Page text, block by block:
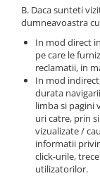
Termostat
Fulie
Pistoane
Turbosuflanta
Diverse piese
Furtune si
Injectoare
Chiuloasa
Vibrochen - ax
Piese Jungheinrich
Piese Claas
Piese Iveco
Piese Nifty Lift
Piese Grove
Piese motor
Piese Deutz Fahr
Piese Atlas Copco
B. Daca sunteti
dumneavoastra
In mod direct
pe care le
reclamatii, in
In mod
durata
limba si pagini
uri catre, prin
vizualizate /
informatii
click-urile,
utilizatorilor.